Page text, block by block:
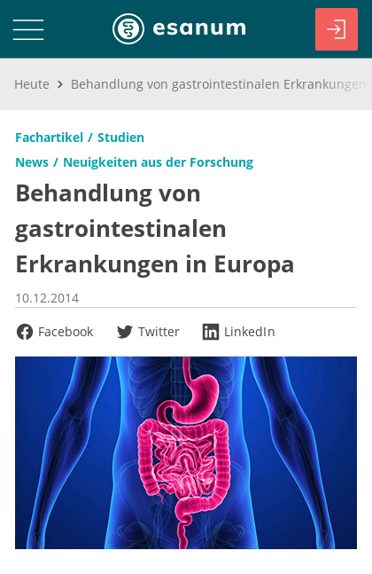
Heute
Fachartikel
Studien
News
Neuigkeiten aus der Forschung
Behandlung von
gastrointestinalen
Erkrankungen in Europa
10.12.2014
Facebook
Twitter LinkedIn